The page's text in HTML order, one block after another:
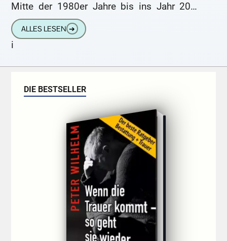
Mitte der 1980er Jahre bis ins Jahr 2014
verschiedene
ALLES LESEN ➔
i
DIE BESTSELLER